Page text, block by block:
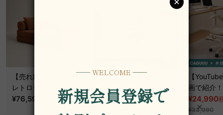
【売れ筋】Soft Prime
レトロモダンソファベ
ッド｜20色以上から選
¥76,590 ~
【売れ筋】AXISU アク
シスコアライトオフィ
スチェア
¥31,790税込 ¥39,290
【
画で紹介
クシスエ
オフィス
¥24,990
¥33,990